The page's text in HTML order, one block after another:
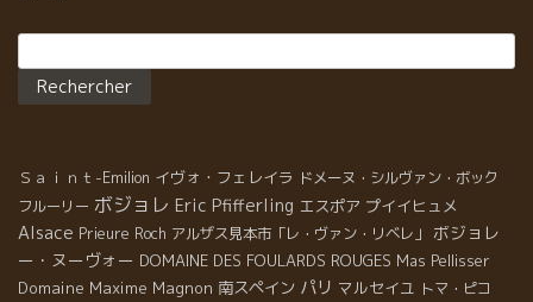
Ｓａｉｎｔ-Emilion イヴォ・フェレイラ ドメーヌ・シルヴァン・ボック
フルーリー ボジョレ Eric Pfifferling エスポア プイイヒュメ
Alsace Prieure Roch アルザス見本市「レ・ヴァン・リベレ」 ボジョレ
ー・ヌーヴォー DOMAINE DES FOULARDS ROUGES Mas Pellisser
Domaine Maxime Magnon 南スペイン パリ マルセイユ トマ・ピコ